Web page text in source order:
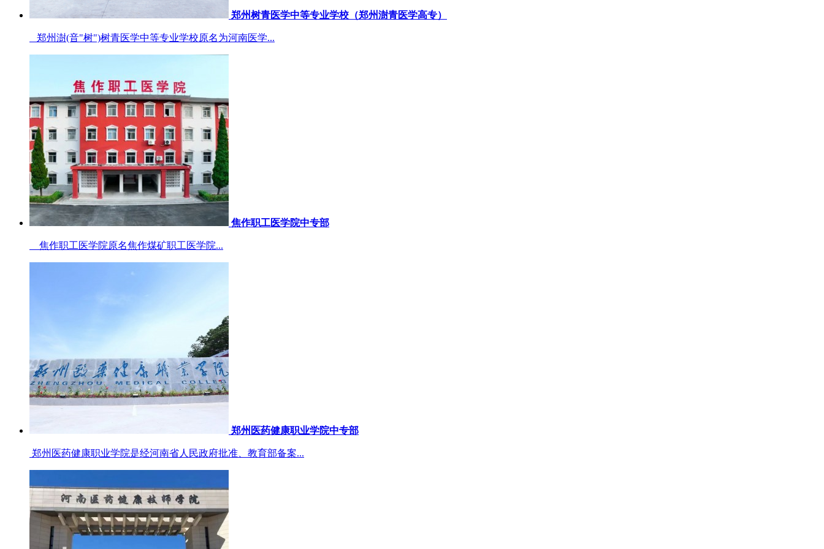
郑州树青医学中等专业学校（郑州澍青医学高专）
郑州澍(音"树")树青医学中等专业学校原名为河南医学...
焦作职工医学院中专部
焦作职工医学院原名焦作煤矿职工医学院...
郑州医药健康职业学院中专部
郑州医药健康职业学院是经河南省人民政府批准、教育部备案...